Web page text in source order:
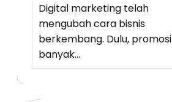
Digital marketing telah
mengubah cara bisnis
berkembang. Dulu, promosi
banyak…